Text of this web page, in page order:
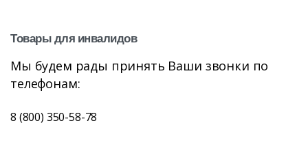
Товарыдля инвалидов
Мы будем рады принять Ваши звонки по
телефонам:
8 (800) 350-58-78